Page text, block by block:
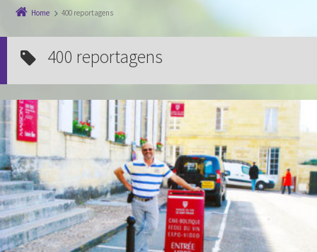
Home 400 reportagens
400 reportagens